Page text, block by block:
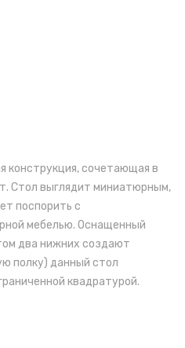
конструкция, сочетающая в
Стол выглядит миниатюрным,
поспорить с
мебелью. Оснащенный
два нижних создают
полку) данный стол
квадратурой.